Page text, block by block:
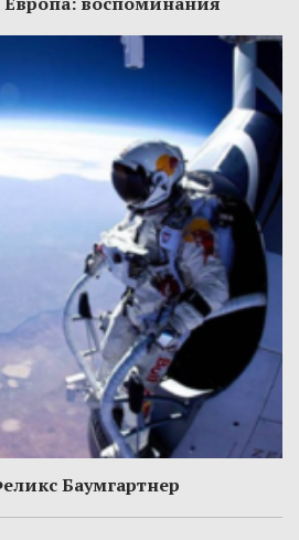
Баумгартнер